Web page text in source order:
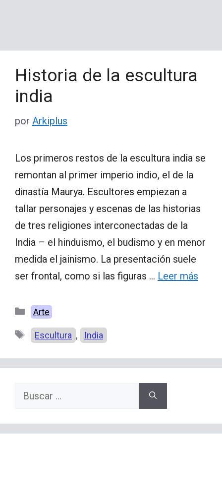
Historia de la escultura
india
por Arkiplus
Los primeros restos de la escultura india se
remontan al primer imperio indio, el de la
dinastía Maurya. Escultores empiezan a
tallar personajes y escenas de las historias
de tres religiones interconectadas de la
India – el hinduismo, el budismo y en menor
medida el jainismo. La presentación suele
ser frontal, como si las figuras … Leer más
Categorías
Arte
Etiquetas
Escultura , India
Buscar: